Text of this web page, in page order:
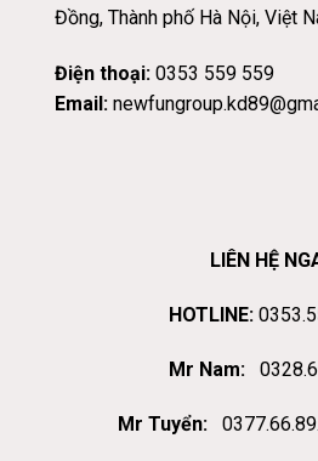
Đồng, Thành phố Hà Nội, Việt
Điện thoại:0353 559 559
Email:
LIÊN HỆ
HOTLINE:
Mr Nam:
Mr Tuyển: